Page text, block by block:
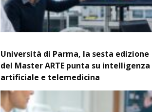
Università di Parma, la sesta edizione
del Master ARTE punta su intelligenza
artificiale e telemedicina